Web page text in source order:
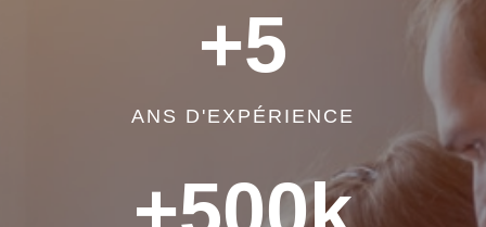
+5
ANS D'EXPÉRIENCE